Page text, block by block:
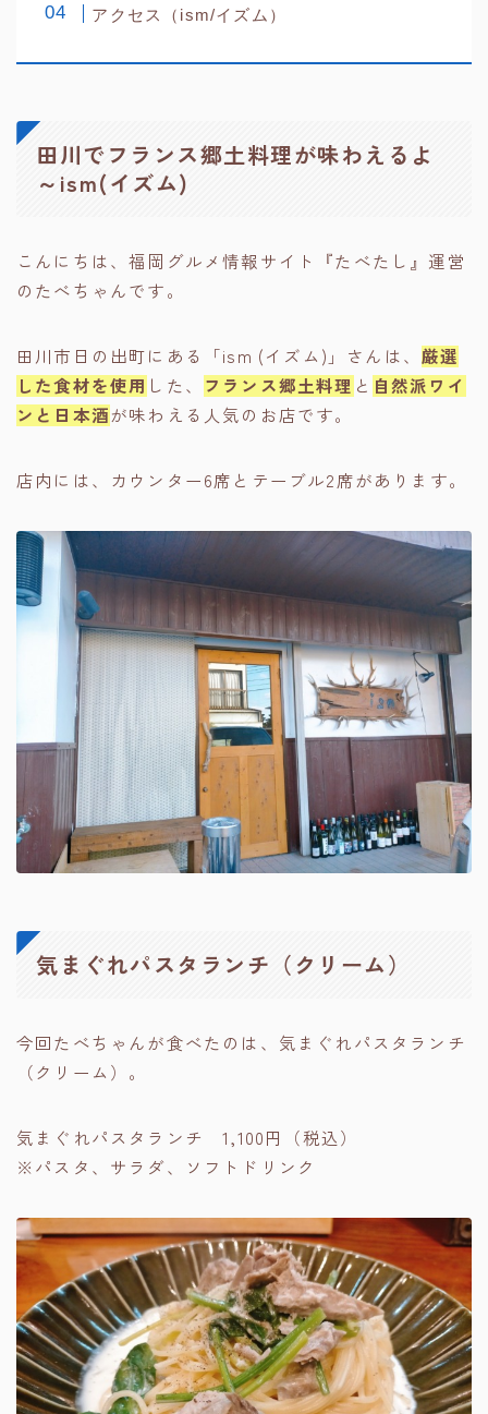
アクセス（ism/イズム）
田川でフランス郷土料理が味わえるよ
～ism(イズム)
こんにちは、福岡グルメ情報サイト『たべたし』運営
のたべちゃんです。
田川市日の出町にある「ism (イズム)」さんは、 厳選
した食材を使用 した、 フランス郷土料理 と 自然派ワイ
ンと日本酒が味わえる人気のお店です。
店内には、カウンター6席とテーブル2席があります。
気まぐれパスタランチ（クリーム）
今回たべちゃんが食べたのは、気まぐれパスタランチ
（クリーム）。
気まぐれパスタランチ 1,100円（税込）
※パスタ、サラダ、ソフトドリンク